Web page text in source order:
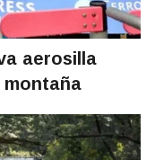
aerosilla